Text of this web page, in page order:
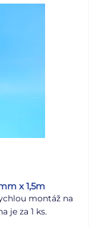
x 1,5m
montáž na
je za 1 ks.